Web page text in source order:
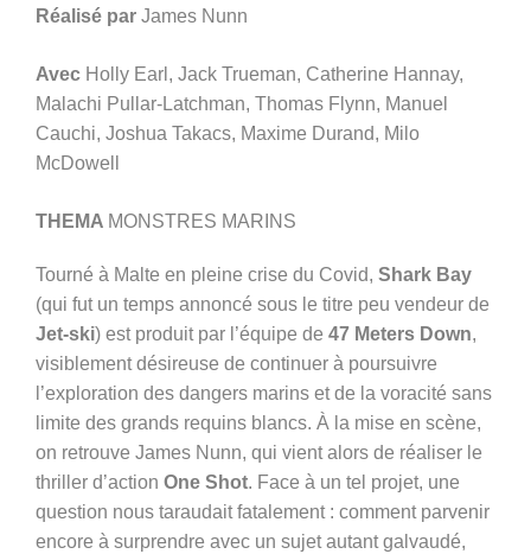
Réalisé par James Nunn
Avec Holly Earl, Jack Trueman, Catherine Hannay,
Malachi Pullar-Latchman, Thomas Flynn, Manuel
Cauchi, Joshua Takacs, Maxime Durand, Milo
McDowell
THEMA MONSTRES MARINS
Tourné à Malte en pleine crise du Covid, Shark Bay
(qui fut un temps annoncé sous le titre peu vendeur de
Jet-ski) est produit par l’équipe de 47 Meters Down,
visiblement désireuse de continuer à poursuivre
l’exploration des dangers marins et de la voracité sans
limite des grands requins blancs. À la mise en scène,
on retrouve James Nunn, qui vient alors de réaliser le
thriller d’action One Shot. Face à un tel projet, une
question nous taraudait fatalement : comment parvenir
encore à surprendre avec un sujet autant galvaudé,